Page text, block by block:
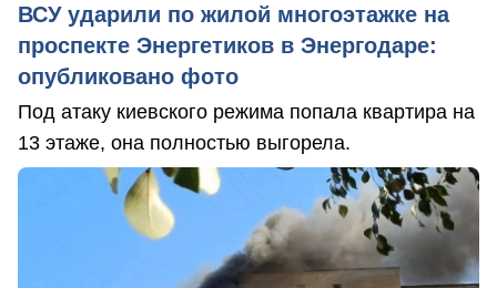
ВСУ ударили по жилой многоэтажке на
проспекте Энергетиков в Энергодаре:
опубликовано фото
Под атаку киевского режима попала квартира на
13 этаже, она полностью выгорела.